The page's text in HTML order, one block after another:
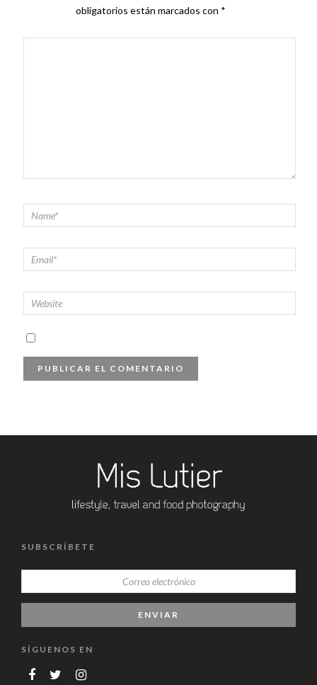
obligatorios están marcados con *
SUBSCRÍBETE
SÍGUENOS EN